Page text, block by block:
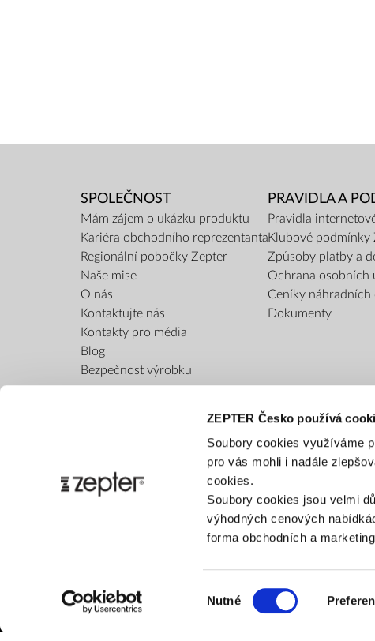
ZEPTER Česko používá
Soubory cookies využíváme
pro vás mohli i nadále
cookies.
Soubory cookies jsou velmi
výhodných cenových
forma obchodních a
souhlasu
Nutné
SPOLEČNOST
Mám zájem o ukázku produktu
Kariéra obchodního reprezentanta
Regionální pobočky Zepter
Naše mise
O nás
Kontaktujte nás
Kontakty pro média
Blog
Bezpečnost výrobku
PRAVIDLA A
Pravidla
Klubové podmínky
Způsoby platby a
Ochrana osobních
Ceníky náhradních
Dokumenty